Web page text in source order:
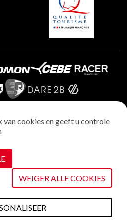
van cookies en geeft u controle
WEIGER ALLE COOKIES